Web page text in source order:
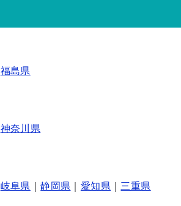
福島県
神奈川県
岐阜県 ｜静岡県 愛知県 三重県